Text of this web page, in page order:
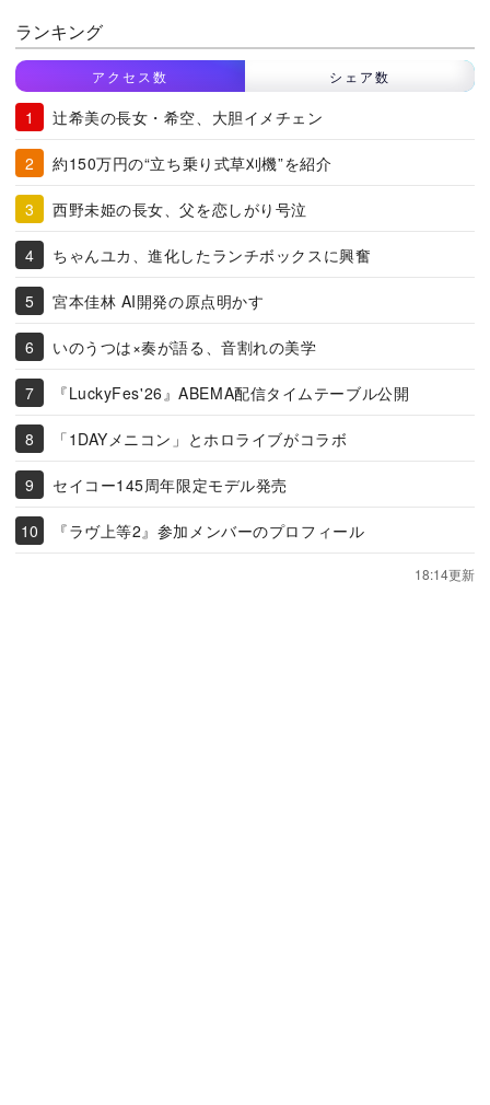
ランキング
アクセス数 シェア数
辻希美の長女・希空、大胆イメチェン
約150万円の“立ち乗り式草刈機”を紹介
西野未姫の長女、父を恋しがり号泣
ちゃんユカ、進化したランチボックスに興奮
宮本佳林 AI開発の原点明かす
いのうつは×奏が語る、音割れの美学
『LuckyFes'26』ABEMA配信タイムテーブル公開
「1DAYメニコン」とホロライブがコラボ
セイコー145周年限定モデル発売
『ラヴ上等2』参加メンバーのプロフィール
18:14更新